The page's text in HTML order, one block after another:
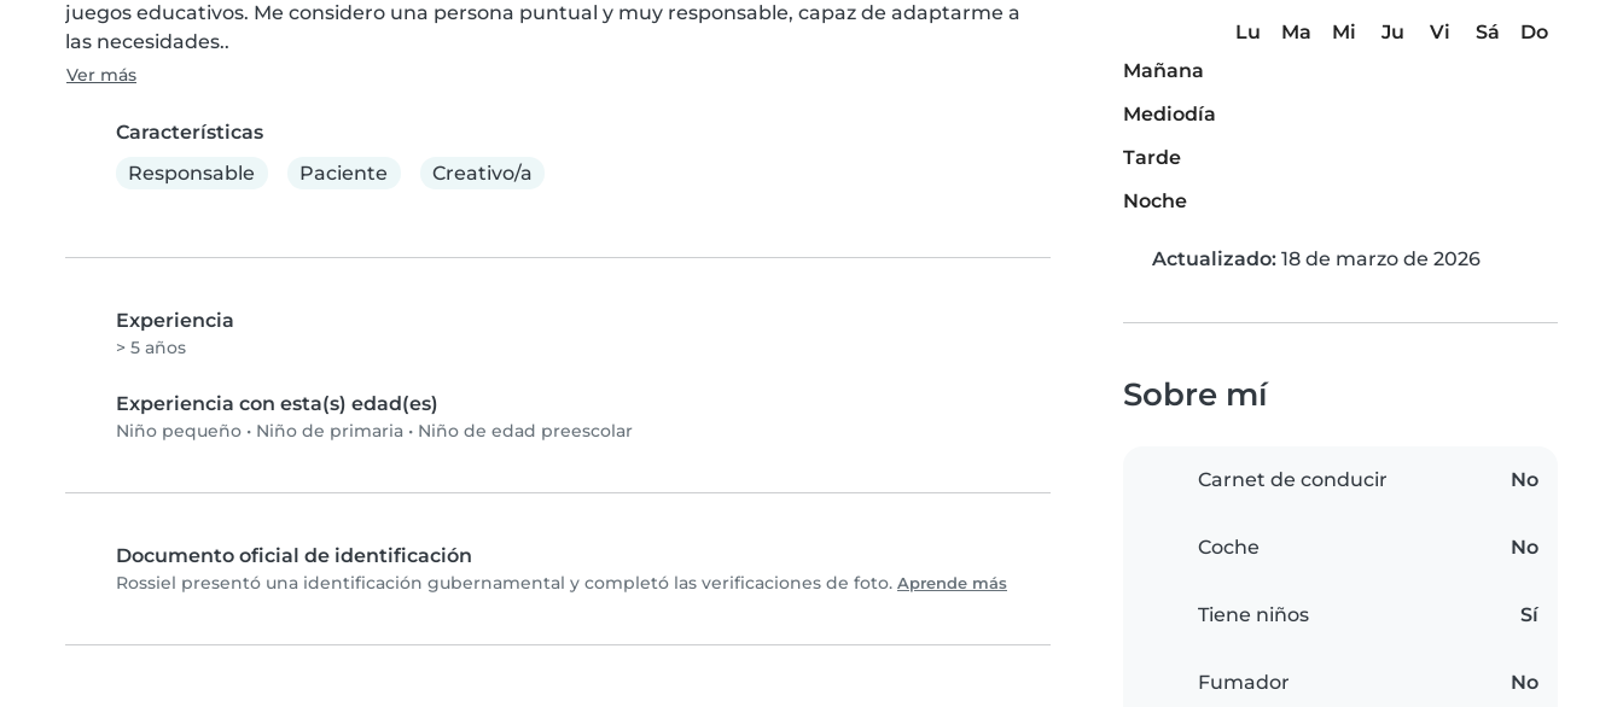
juegos educativos. Me considero una persona puntual y muy responsable, capaz de adaptarme a
las necesidades..
Ver más
Características
Responsable
Paciente Creativo/a
Experiencia
> 5 años
Experiencia con esta(s) edad(es)
Niño pequeño • Niño de primaria • Niño de edad preescolar
Documento oficial de identificación
Rossiel presentó una identificación gubernamental y completó las verificaciones de foto. Aprende más
Lu Ma Mi Ju Vi Sá
Do
Mañana
Mediodía
Tarde
Noche
Actualizado: 18 de marzo de 2026
Sobre mí
Carnet de conducir No
Coche No
Tiene niños Sí
Fumador No